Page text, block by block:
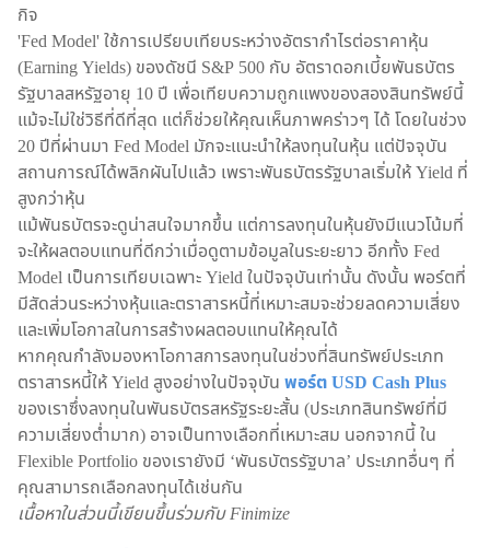
กิจ
'Fed Model' ใช้การเปรียบเทียบระหว่างอัตรากำไรต่อราคาหุ้น
(Earning Yields) ของดัชนี S&P 500 กับ อัตราดอกเบี้ยพันธบัตร
รัฐบาลสหรัฐอายุ 10 ปี เพื่อเทียบความถูกแพงของสองสินทรัพย์นี้
แม้จะไม่ใช่วิธีที่ดีที่สุด แต่ก็ช่วยให้คุณเห็นภาพคร่าวๆ ได้ โดยในช่วง
20 ปีที่ผ่านมา Fed Model มักจะแนะนำให้ลงทุนในหุ้น แต่ปัจจุบัน
สถานการณ์ได้พลิกผันไปแล้ว เพราะพันธบัตรรัฐบาลเริ่มให้ Yield ที่
สูงกว่าหุ้น
แม้พันธบัตรจะดูน่าสนใจมากขึ้น แต่การลงทุนในหุ้นยังมีแนวโน้มที่
จะให้ผลตอบแทนที่ดีกว่าเมื่อดูตามข้อมูลในระยะยาว อีกทั้ง Fed
Model เป็นการเทียบเฉพาะ Yield ในปัจจุบันเท่านั้น ดังนั้น พอร์ตที่
มีสัดส่วนระหว่างหุ้นและตราสารหนี้ที่เหมาะสมจะช่วยลดความเสี่ยง
และเพิ่มโอกาสในการสร้างผลตอบแทนให้คุณได้
หากคุณกำลังมองหาโอกาสการลงทุนในช่วงที่สินทรัพย์ประเภท
ตราสารหนี้ให้ Yield สูงอย่างในปัจจุบัน พอร์ต USD Cash Plus
ของเราซึ่งลงทุนในพันธบัตรสหรัฐระยะสั้น (ประเภทสินทรัพย์ที่มี
ความเสี่ยงต่ำมาก) อาจเป็นทางเลือกที่เหมาะสม นอกจากนี้ ใน
Flexible Portfolio ของเรายังมี ‘พันธบัตรรัฐบาล’ ประเภทอื่นๆ ที่
คุณสามารถเลือกลงทุนได้เช่นกัน
เนื้อหาในส่วนนี้เขียนขึ้นร่วมกับ Finimize